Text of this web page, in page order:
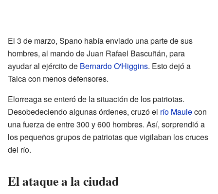
El 3 de marzo, Spano había enviado una parte de sus
hombres, al mando de Juan Rafael Bascuñán, para
ayudar al ejército de Bernardo O'Higgins. Esto dejó a
Talca con menos defensores.
Elorreaga se enteró de la situación de los patriotas.
Desobedeciendo algunas órdenes, cruzó el río Maulecon
una fuerza de entre 300 y 600 hombres. Así, sorprendió a
los pequeños grupos de patriotas que vigilaban los cruces
del río.
El ataque a la ciudad